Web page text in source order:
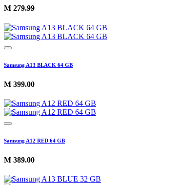
M 279.99
Samsung A13 BLACK 64 GB
M 399.00
Samsung A12 RED 64 GB
M 389.00